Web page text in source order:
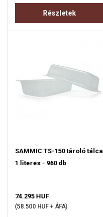
Részletek
SAMMIC TS-150 tároló tálca
1 literes - 960 db
74.295 HUF
(58.500 HUF + ÁFA)